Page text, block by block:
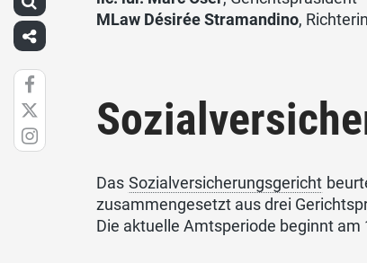
MLaw Désirée Stramandino, Richterin
Das Sozialversicherungsgericht
zusammengesetzt aus drei
Die aktuelle Amtsperiode beginnt